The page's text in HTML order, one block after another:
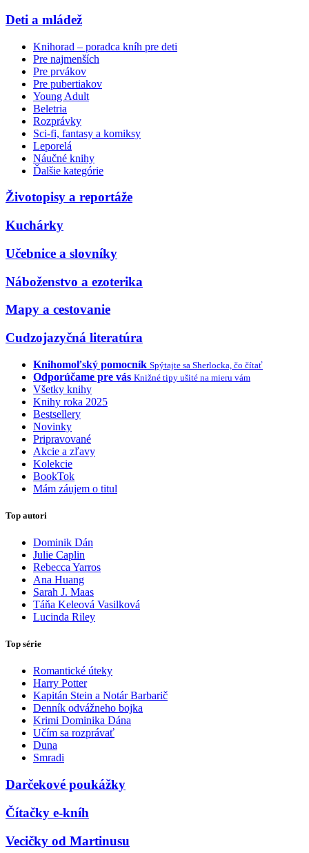
Deti a mládež
Knihorad – poradca kníh pre deti
Pre najmenších
Pre prvákov
Pre pubertiakov
Young Adult
Beletria
Rozprávky
Sci-fi, fantasy a komiksy
Leporelá
Náučné knihy
Ďalšie kategórie
Životopisy a reportáže
Kuchárky
Učebnice a slovníky
Náboženstvo a ezoterika
Mapy a cestovanie
Cudzojazyčná literatúra
Knihomoľský pomocník Spýtajte sa Sherlocka, čo čítať
Odporúčame pre vás Knižné tipy ušité na mieru vám
Všetky knihy
Knihy roka 2025
Bestsellery
Novinky
Pripravované
Akcie a zľavy
Kolekcie
BookTok
Mám záujem o titul
Top autori
Dominik Dán
Julie Caplin
Rebecca Yarros
Ana Huang
Sarah J. Maas
Táňa Keleová Vasilková
Lucinda Riley
Top série
Romantické úteky
Harry Potter
Kapitán Stein a Notár Barbarič
Denník odvážneho bojka
Krimi Dominika Dána
Učím sa rozprávať
Duna
Smradi
Darčekové poukážky
Čítačky e-kníh
Vecičky od Martinusu